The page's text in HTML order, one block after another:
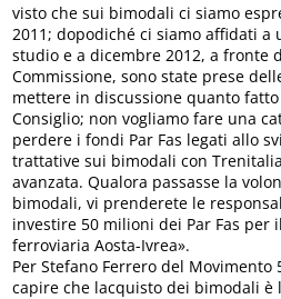
visto che sui bimodali ci siamo
2011; dopodiché ci siamo affidati a
studio e a dicembre 2012, a fronte
Commissione, sono state prese
mettere in discussione quanto
Consiglio; non vogliamo fare una
perdere i fondi Par Fas legati allo
trattative sui bimodali con
avanzata. Qualora passasse la
bimodali, vi prenderete le
investire 50 milioni dei Par Fas
ferroviaria Aosta-Ivrea».
Per Stefano Ferrero del Movimento
capire che lacquisto dei bimodali